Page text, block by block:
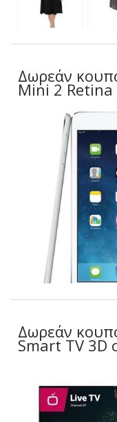
Δωρεάν
Mini 2 Retina
Δωρεάν
Smart TV 3D